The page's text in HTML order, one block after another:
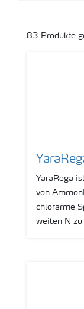
83 Produkte
YaraRega
von
chlorarme
weiten N zu